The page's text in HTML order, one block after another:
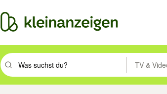
Suchbegriff eingeben. Eingabetaste drücken um zu
TV &